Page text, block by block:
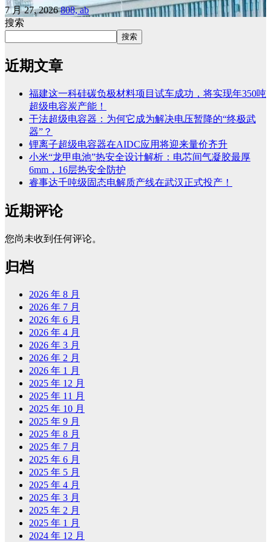
7 月 27, 2026808, ab
搜索
搜索
近期文章
福建这一科硅碳负极材料项目试车成功，将实现年350吨
超级电容炭产能！
干法超级电容器：为何它成为解决电压暂降的“终极武
器”？
锂离子超级电容器在AIDC应用将迎来量价齐升
小米“龙甲电池”热安全设计解析：电芯间气凝胶最厚
6mm，16层热安全防护
睿事达千吨级固态电解质产线在武汉正式投产！
近期评论
您尚未收到任何评论。
归档
2026 年 8 月
2026 年 7 月
2026 年 6 月
2026 年 4 月
2026 年 3 月
2026 年 2 月
2026 年 1 月
2025 年 12 月
2025 年 11 月
2025 年 10 月
2025 年 9 月
2025 年 8 月
2025 年 7 月
2025 年 6 月
2025 年 5 月
2025 年 4 月
2025 年 3 月
2025 年 2 月
2025 年 1 月
2024 年 12 月